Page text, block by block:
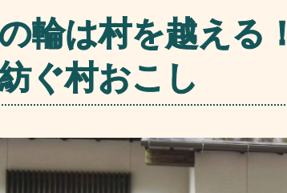
輪は村を越える
ぐ村おこし